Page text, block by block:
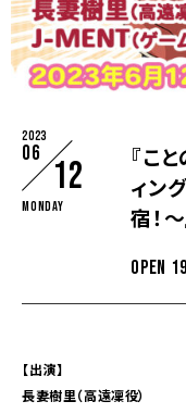
2023
06
12
Monday
『こ
ィン
宿！～
OPEN
【出演】
長妻樹里（高遠凜役）